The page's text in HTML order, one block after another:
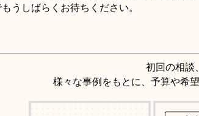
うしばらくお待ちください。
初回の相談
様々な事例をもとに、予算や希